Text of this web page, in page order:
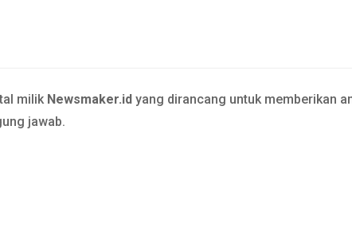
milik Newsmaker.id yang dirancang untuk memberikan
jawab.